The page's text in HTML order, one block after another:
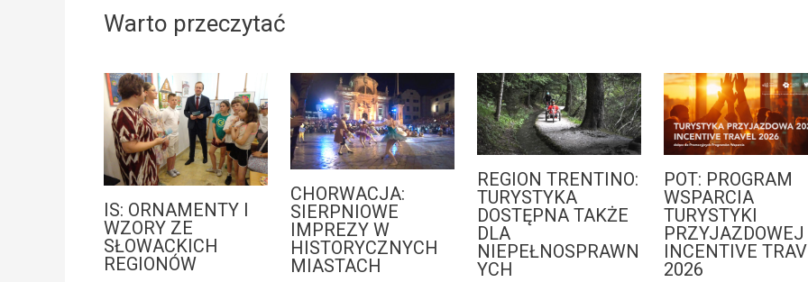
Warto przeczytać
IS: ORNAMENTY I
WZORY ZE
SŁOWACKICH
REGIONÓW
CHORWACJA:
SIERPNIOWE
IMPREZY W
HISTORYCZNYCH
MIASTACH
REGION TRENTINO:
TURYSTYKA
DOSTĘPNA TAKŻE
DLA
NIEPEŁNOSPRAWN
YCH
POT: PROGRAM
WSPARCIA
TURYSTYKI
PRZYJAZDOWEJ
INCENTIVE
2026